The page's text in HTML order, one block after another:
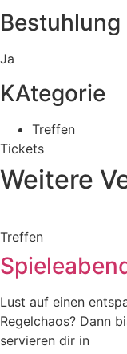
Bestuhlung
Ja
KAtegorie
Treffen
Tickets
Weitere
Treffen
Lust auf einen
Regelchaos? Dann
servieren dir in